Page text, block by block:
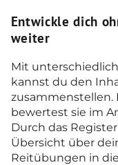
Entwickle dich
weiter
Mit
kannst du den
zusammenstellen.
bewertest sie im
Durch das
Übersicht über
Reitübungen in